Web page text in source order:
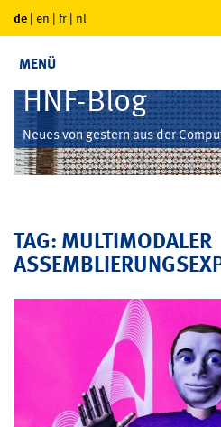
de | en | fr | nl
MENÜ
HNF-Blog
Neues von gestern aus der
TAG: MULTIMODALER